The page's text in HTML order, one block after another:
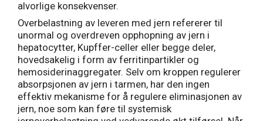
alvorlige konsekvenser.
Overbelastning av leveren med jern refererer til
unormal og overdreven opphopning av jern i
hepatocytter, Kupffer-celler eller begge deler,
hovedsakelig i form av ferritinpartikler og
hemosiderinaggregater. Selv om kroppen regulerer
absorpsjonen av jern i tarmen, har den ingen
effektiv mekanisme for å regulere eliminasjonen av
jern, noe som kan føre til systemisk